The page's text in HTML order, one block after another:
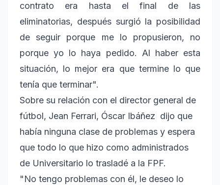
contrato era hasta el final de las
eliminatorias, después surgió la posibilidad
de seguir porque me lo propusieron, no
porque yo lo haya pedido. Al haber esta
situación, lo mejor era que termine lo que
tenía que terminar".
Sobre su relación con el director general de
fútbol, Jean Ferrari, Óscar Ibáñez dijo que
había ninguna clase de problemas y espera
que todo lo que hizo como administrados
de Universitario lo trasladé a la FPF.
"No tengo problemas con él, le deseo lo